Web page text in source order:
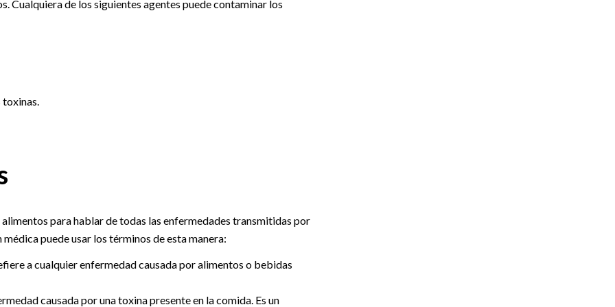
Cualquiera de los siguientes agentes puede contaminar los
toxinas.
para hablar de todas las enfermedades transmitidas por
puede usar los términos de esta manera:
a cualquier enfermedad causada por alimentos o bebidas
causada por una toxina presente en la comida. Es un